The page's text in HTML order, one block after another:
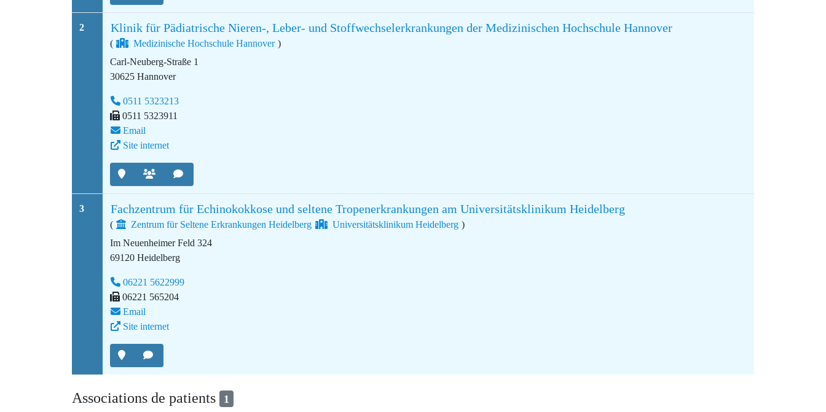
2 Klinik für Pädiatrische Nieren-, Leber- und Stoffwechselerkrankungen der Medizinischen Hochschule Hannover
( Medizinische Hochschule Hannover )
Carl-Neuberg-Straße 1
30625 Hannover
0511 5323213
0511 5323911
Email
Site internet
3 Fachzentrum für Echinokokkose und seltene Tropenerkrankungen am Universitätsklinikum Heidelberg
( Zentrum für Seltene Erkrankungen Heidelberg Universitätsklinikum Heidelberg )
Im Neuenheimer Feld 324
69120 Heidelberg
06221 5622999
06221 565204
Email
Site internet
Associations de patients 1